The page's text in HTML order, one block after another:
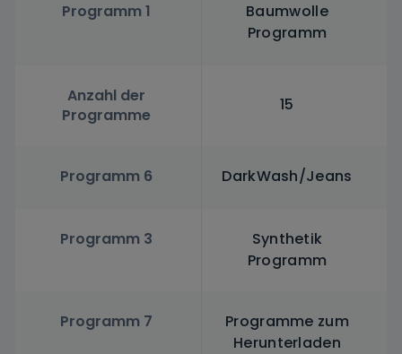
Programm 1
Baumwolle
Programm
Anzahl der
Programme
15
Programm 6 DarkWash/Jeans
Programm 3
Synthetik
Programm
Programm 7
Programme zum
Herunterladen